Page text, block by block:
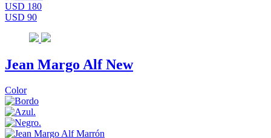
USD 180
USD 90
Jean Margo Alf New
Color